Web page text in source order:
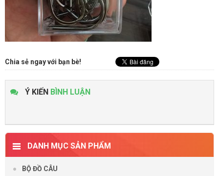
Chia sẻ ngay với bạn bè!
Ý KIẾN BÌNH LUẬN
DANH MỤC SẢN PHẨM
BỘ ĐỒ CÂU